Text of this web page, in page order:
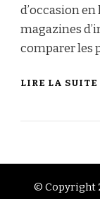
d’occasion
magazines
comparer les
LIRE LA SUITE
© Copyright